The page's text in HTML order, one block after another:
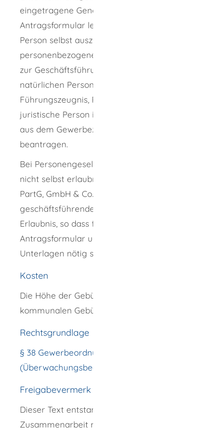
eingetragene Genossenschaften) ist das
Antragsformular lediglich für die juristische
Person selbst auszufüllen. Alle
personenbezogenen Unterlagen sind für alle
zur Geschäftsführung berechtigten
natürlichen Personen einzureichen (z.B.
Führungszeugnis, Personalpapiere). Für die
juristische Person ist außerdem ein Auszug
aus dem Gewerbezentralregister zu
beantragen.
Bei Personengesellschaften, die als solche
nicht selbst erlaubnisfähig sind (GbR, KG, OHG,
PartG, GmbH & Co. KG), benötigt jeder
geschäftsführende Gesellschafter die
Erlaubnis, so dass für jeden ein
Antragsformular und sämtliche persönliche
Unterlagen nötig sind.
Kosten
Die Höhe der Gebühren richtet sich nach der
kommunalen Gebührensatzung.
Rechtsgrundlage
§ 38 Gewerbeordnung (GewO)
(Überwachungsbedürftige Gewerbe)
Freigabevermerk
Dieser Text entstand in enger
Zusammenarbeit mit den fachlich